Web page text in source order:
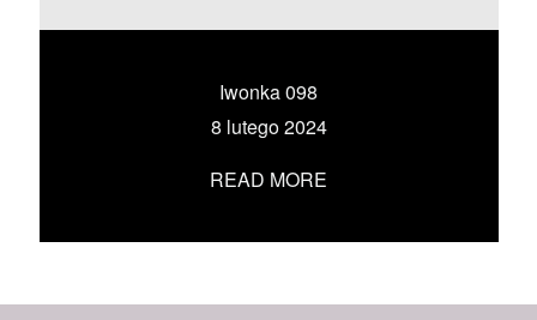
Iwonka 098
8 lutego 2024
READ MORE
UMÓW SIĘ ZE MNĄ →